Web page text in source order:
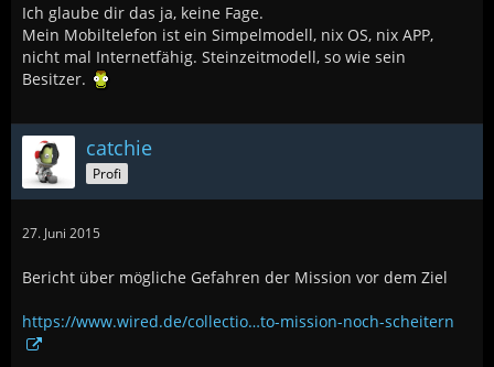
Ich glaube dir das ja, keine Fage.
Mein Mobiltelefon ist ein Simpelmodell, nix OS, nix APP,
nicht mal Internetfähig. Steinzeitmodell, so wie sein
Besitzer.
catchie
Profi
27. Juni 2015
Bericht über mögliche Gefahren der Mission vor dem Ziel
https://www.wired.de/collectio…to-mission-noch-scheitern